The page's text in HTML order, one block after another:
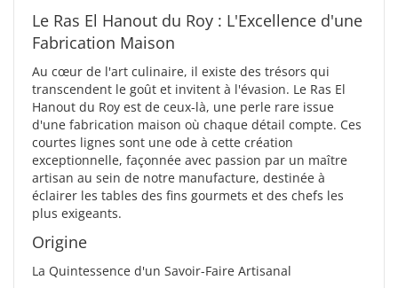
Une exclusivité Maison.
Le Ras El Hanout du Roy : L'Excellence d'une
Fabrication Maison
Au cœur de l'art culinaire, il existe des trésors qui
transcendent le goût et invitent à l'évasion. Le Ras El
Hanout du Roy est de ceux-là, une perle rare issue
d'une fabrication maison où chaque détail compte. Ces
courtes lignes sont une ode à cette création
exceptionnelle, façonnée avec passion par un maître
artisan au sein de notre manufacture, destinée à
éclairer les tables des fins gourmets et des chefs les
plus exigeants.
Origine
La Quintessence d'un Savoir-Faire Artisanal